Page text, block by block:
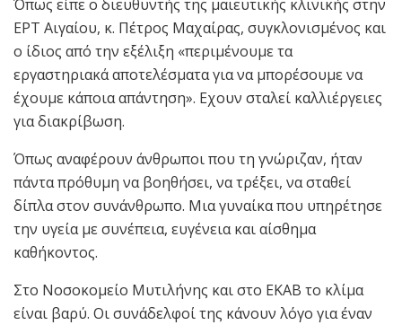
Όπως είπε ο διευθυντής της μαιευτικής κλινικής στην
ΕΡΤ Αιγαίου, κ. Πέτρος Μαχαίρας, συγκλονισμένος και
ο ίδιος από την εξέλιξη «περιμένουμε τα
εργαστηριακά αποτελέσματα για να μπορέσουμε να
έχουμε κάποια απάντηση». Εχουν σταλεί καλλιέργειες
για διακρίβωση.
Όπως αναφέρουν άνθρωποι που τη γνώριζαν, ήταν
πάντα πρόθυμη να βοηθήσει, να τρέξει, να σταθεί
δίπλα στον συνάνθρωπο. Μια γυναίκα που υπηρέτησε
την υγεία με συνέπεια, ευγένεια και αίσθημα
καθήκοντος.
Στο Νοσοκομείο Μυτιλήνης και στο ΕΚΑΒ το κλίμα
είναι βαρύ. Οι συνάδελφοί της κάνουν λόγο για έναν